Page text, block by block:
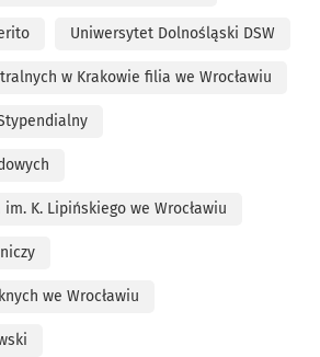
Uniwersytet Dolnośląski DSW
w Krakowie filia we Wrocławiu
K. Lipińskiego we Wrocławiu
we Wrocławiu